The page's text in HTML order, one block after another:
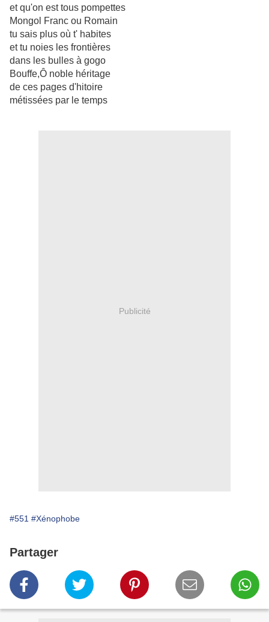
et qu'on est tous pompettes
Mongol Franc ou Romain
tu sais plus où t' habites
et tu noies les frontières
dans les bulles à gogo
Bouffe,Ô noble héritage
de ces pages d'hitoire
métissées par le temps
Publicité
#551 #Xénophobe
Partager